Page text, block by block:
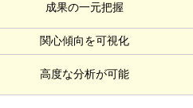
成果の一元把握
関心傾向を可視化
高度な分析が可能